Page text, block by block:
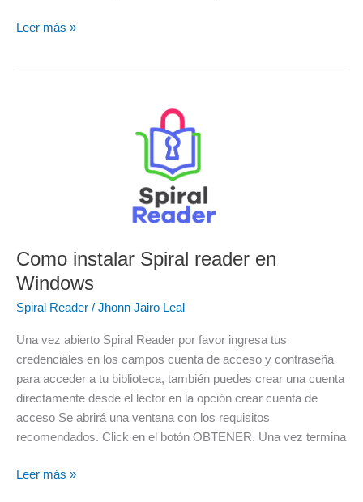
Leer más »
Como instalar Spiral reader en
Windows
Spiral Reader / Jhonn Jairo Leal
Una vez abierto Spiral Reader por favor ingresa tus
credenciales en los campos cuenta de acceso y contraseña
para acceder a tu biblioteca, también puedes crear una cuenta
directamente desde el lector en la opción crear cuenta de
acceso Se abrirá una ventana con los requisitos
recomendados. Click en el botón OBTENER. Una vez termina
Leer más »